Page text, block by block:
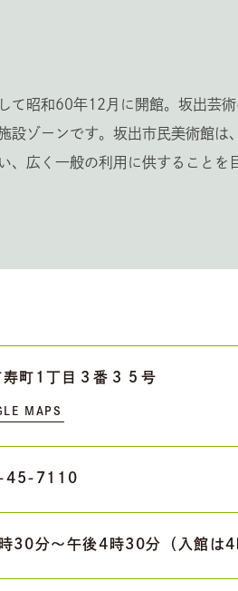
て昭和60年12月に開館。坂出芸
設ゾーンです。坂出市民美術館は
、広く一般の利用に供すること
寿町1丁目３番３５号
MAPS
45-7110
30分～午後4時30分（入館は4